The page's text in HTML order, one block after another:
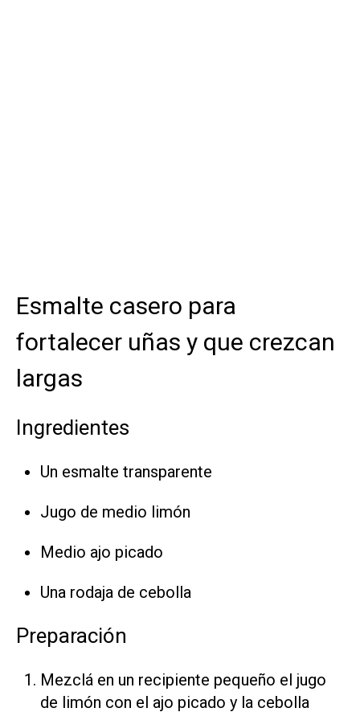
Esmalte casero para
fortalecer uñas y que crezcan
largas
Ingredientes
Un esmalte transparente
Jugo de medio limón
Medio ajo picado
Una rodaja de cebolla
Preparación
Mezclá en un recipiente pequeño el jugo
de limón con el ajo picado y la cebolla